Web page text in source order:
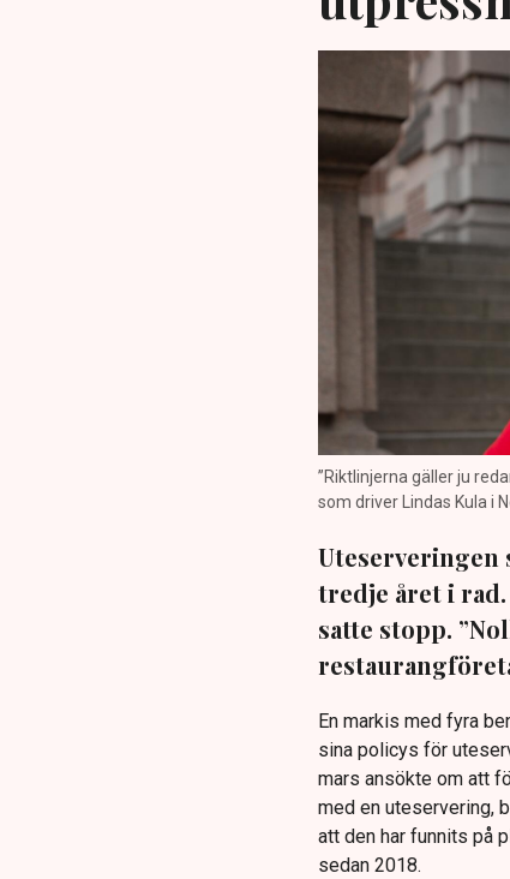
”Riktlinjerna gäller ju
som driver Lindas Kula i
Uteserveringen
tredje året i
satte stopp.
En markis med fyra
sina policys för
mars ansökte om att
med en uteservering,
att den har funnits på
sedan 2018.